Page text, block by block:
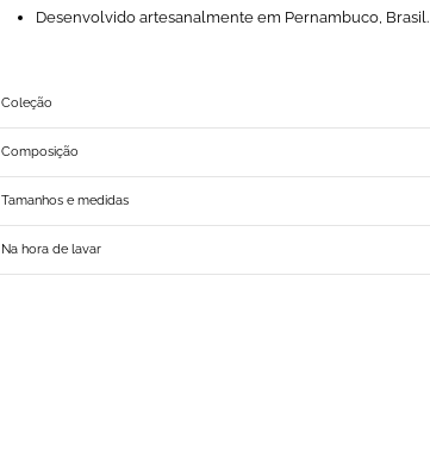
Desenvolvido artesanalmente em Pernambuco, Brasil.
Coleção
Composição
Tamanhos e medidas
Na hora de lavar